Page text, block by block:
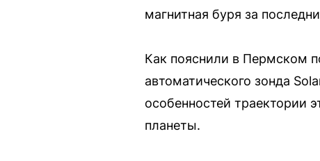
магнитная буря за
Как пояснили в Пермском
автоматического зонда
особенностей траектории
планеты.